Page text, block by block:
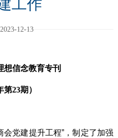
工作
12-13
想信念教育专刊
第23期）
党建提升工程”，制定了加强